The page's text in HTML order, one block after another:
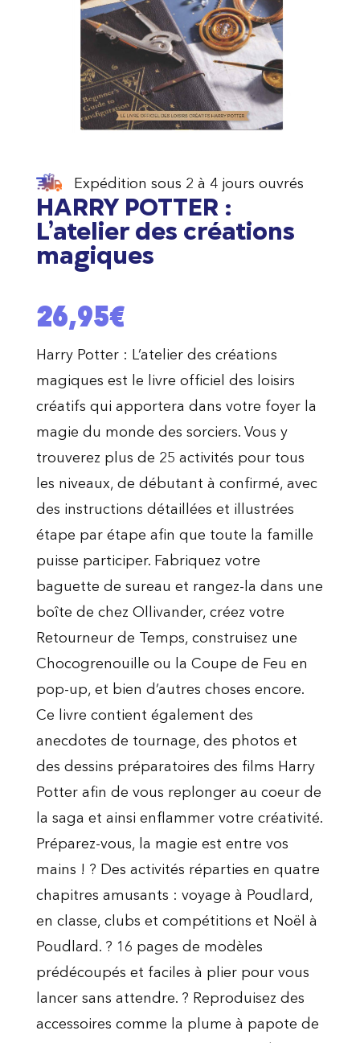
Expédition sous 2 à 4 jours ouvrés
HARRY POTTER :
L’atelier des créations
magiques
26,95€
Harry Potter : L’atelier des créations
magiques est le livre officiel des loisirs
créatifs qui apportera dans votre foyer la
magie du monde des sorciers. Vous y
trouverez plus de 25 activités pour tous
les niveaux, de débutant à confirmé, avec
des instructions détaillées et illustrées
étape par étape afin que toute la famille
puisse participer. Fabriquez votre
baguette de sureau et rangez-la dans une
boîte de chez Ollivander, créez votre
Retourneur de Temps, construisez une
Chocogrenouille ou la Coupe de Feu en
pop-up, et bien d’autres choses encore.
Ce livre contient également des
anecdotes de tournage, des photos et
des dessins préparatoires des films Harry
Potter afin de vous replonger au coeur de
la saga et ainsi enflammer votre créativité.
Préparez-vous, la magie est entre vos
mains ! ? Des activités réparties en quatre
chapitres amusants : voyage à Poudlard,
en classe, clubs et compétitions et Noël à
Poudlard. ? 16 pages de modèles
prédécoupés et faciles à plier pour vous
lancer sans attendre. ? Reproduisez des
accessoires comme la plume à papote de